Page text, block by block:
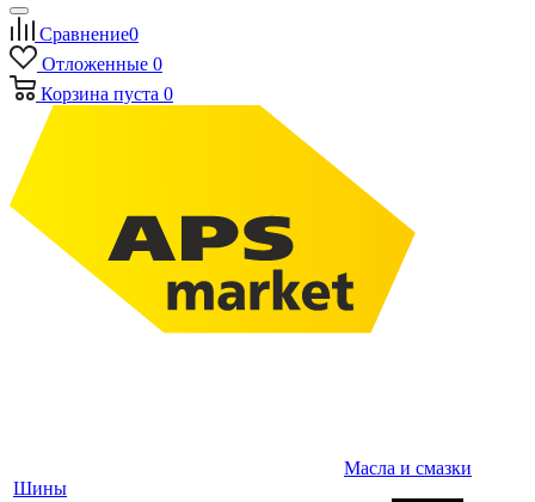
Сравнение0
Отложенные 0
Корзина пуста 0
Шины
Масла и смазки